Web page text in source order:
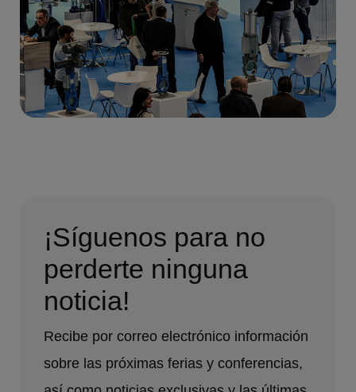
¡Síguenos para no
perderte ninguna
noticia!
Recibe por correo electrónico información
sobre las próximas ferias y conferencias,